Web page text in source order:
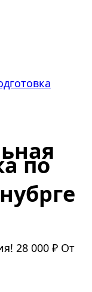
по
28 000 ₽ От